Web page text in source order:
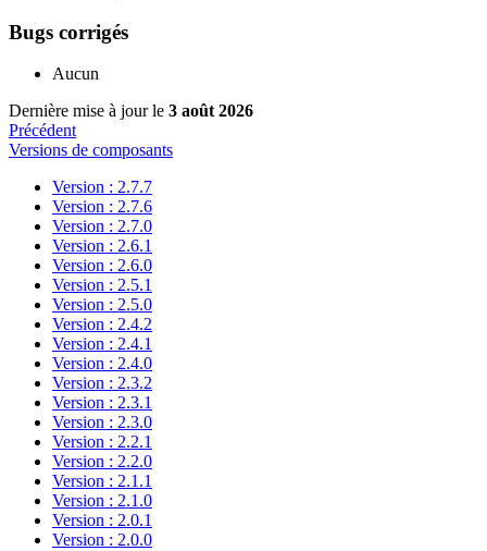
Bugs corrigés
Aucun
Dernière mise à jourle 3 août 2026
Précédent
Versions de composants
Version : 2.7.7
Version : 2.7.6
Version : 2.7.0
Version : 2.6.1
Version : 2.6.0
Version : 2.5.1
Version : 2.5.0
Version : 2.4.2
Version : 2.4.1
Version : 2.4.0
Version : 2.3.2
Version : 2.3.1
Version : 2.3.0
Version : 2.2.1
Version : 2.2.0
Version : 2.1.1
Version : 2.1.0
Version : 2.0.1
Version : 2.0.0